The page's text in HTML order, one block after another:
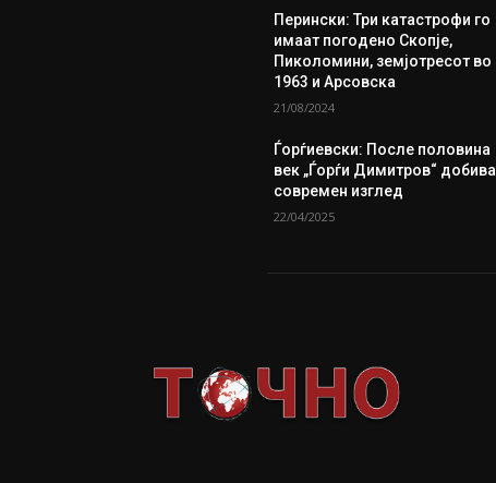
Перински: Три катастрофи го
имаат погодено Скопје,
Пиколомини, земјотресот во
1963 и Арсовска
21/08/2024
Ѓорѓиевски: После половина
век „Ѓорѓи Димитров“ добива
современ изглед
22/04/2025